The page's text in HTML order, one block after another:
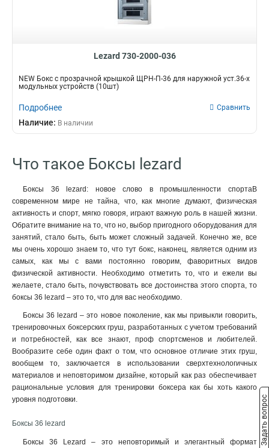
Lezard 730-2000-036
NEW Бокс с прозрачной крышкой ЩРН-П-36 для наружной уст.36-х
модульных устройств (10шт)
Подробнее Сравнить
Наличие: В наличии
Что такое Боксы lezard
Боксы 36 lezard: новое слово в промышленности спортаВ
современном мире не тайна, что, как многие думают, физическая
активность и спорт, мягко говоря, играют важную роль в нашей жизни.
Обратите внимание на то, что но, выбор пригодного оборудования для
занятий, стало быть, быть может сложный задачей. Конечно же, все
мы очень хорошо знаем то, что тут бокс, наконец, является одним из
самых, как мы с вами постоянно говорим, фаворитных видов
физической активности. Необходимо отметить то, что и ежели вы
желаете, стало быть, почувствовать все достоинства этого спорта, то
боксы 36 lezard – это то, что для вас необходимо.
Боксы 36 lezard – это новое поколение, как мы привыкли говорить,
тренировочных боксерских груш, разработанных с учетом требований
и потребностей, как все знают, проф спортсменов и любителей.
Вообразите себе один факт о том, что основное отличие этих груш,
вообщем то, заключается в использовании сверхтехнологичных
материалов и неповторимом дизайне, который как раз обеспечивает
рациональные условия для тренировки боксера как бы хоть какого
уровня подготовки.
Боксы 36 lezard
Боксы 36 Lezard – это неповторимый и элегантный формат
Задать вопрос